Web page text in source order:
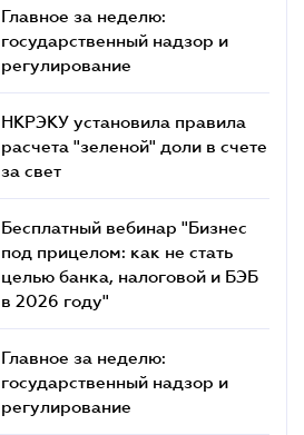
Главное за неделю:
государственный надзор и
регулирование
НКРЭКУ установила правила
расчета "зеленой" доли в счете
за свет
Бесплатный вебинар "Бизнес
под прицелом: как не стать
целью банка, налоговой и БЭБ
в 2026 году"
Главное за неделю:
государственный надзор и
регулирование